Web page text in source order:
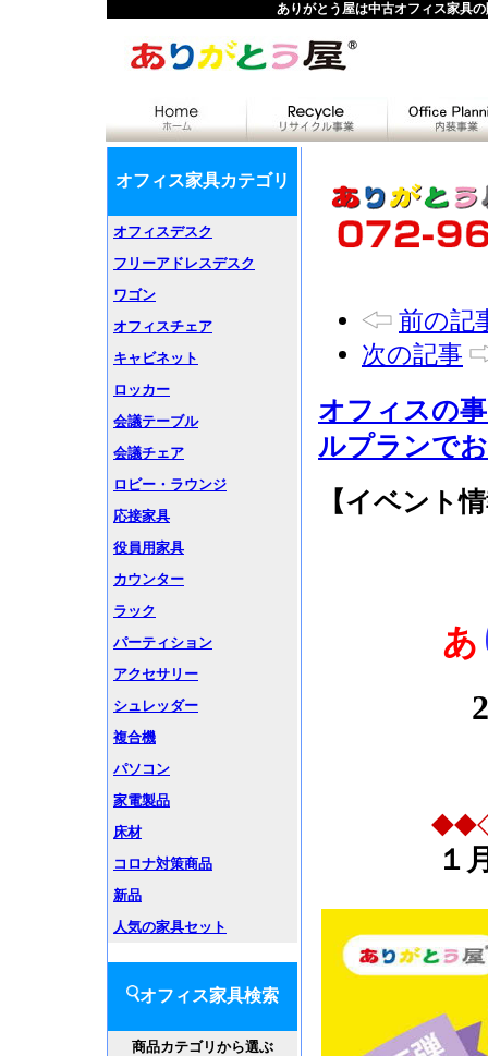
ありがとう屋は中古オフィス家具
前の記
次の記事
オフィスの
ルプランで
【イベント
あ
１
オフィス家具カテゴリ
オフィスデスク
フリーアドレスデスク
ワゴン
オフィスチェア
キャビネット
ロッカー
会議テーブル
会議チェア
ロビー・ラウンジ
応接家具
役員用家具
カウンター
ラック
パーティション
アクセサリー
シュレッダー
複合機
パソコン
家電製品
床材
コロナ対策商品
新品
人気の家具セット
オフィス家具検索
商品カテゴリから選ぶ